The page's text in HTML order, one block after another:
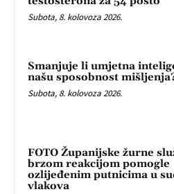
Subota, 8. kolovoza 2026.
Smanjuje li umjetna
našu sposobnost
Subota, 8. kolovoza 2026.
FOTO Županijske žurne
brzom reakcijom pomogle
ozlijeđenim putnicima u
vlakova